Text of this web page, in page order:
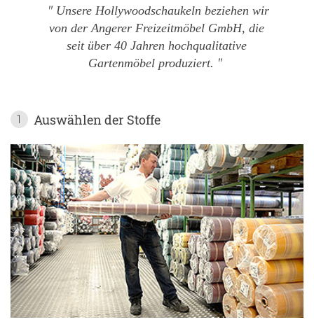
Unsere Hollywoodschaukeln beziehen wir
von der Angerer Freizeitmöbel GmbH, die
seit über 40 Jahren hochqualitative
Gartenmöbel produziert.
1 Auswählen der Stoffe